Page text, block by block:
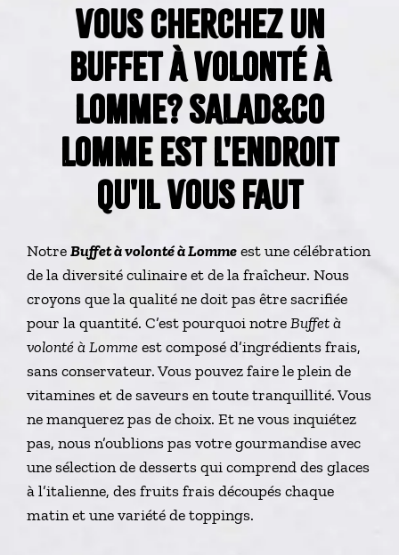
VOUS CHERCHEZ UN
BUFFET À VOLONTÉ À
LOMME? SALAD&CO
LOMME EST L'ENDROIT
QU'IL VOUS FAUT
NotreBuffet à volonté à Lommeest une célébration
de la diversité culinaire et de la fraîcheur. Nous
croyons que la qualité ne doit pas être sacrifiée
pour la quantité. C’est pourquoi notreBuffet à
volonté à Lomme est composé d’ingrédients frais,
sans conservateur. Vous pouvez faire le plein de
vitamines et de saveurs en toute tranquillité. Vous
ne manquerez pas de choix. Et ne vous inquiétez
pas, nous n’oublions pas votre gourmandise avec
une sélection de desserts qui comprend des glaces
à l’italienne, des fruits frais découpés chaque
matin et une variété de toppings.